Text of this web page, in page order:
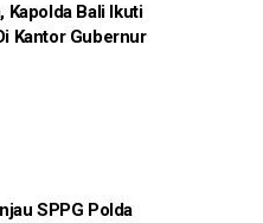
Kapolda Bali Ikuti
Kantor Gubernur
SPPG Polda